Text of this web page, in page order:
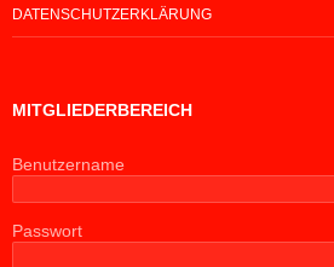
DATENSCHUTZERKLÄRUNG
MITGLIEDERBEREICH
Benutzername
Passwort